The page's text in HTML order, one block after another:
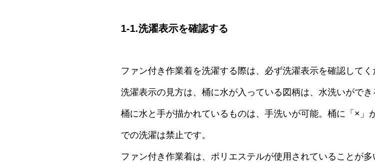
1-1.洗濯表示を確認する
ファン付き作業着を洗濯する際は、必ず洗濯表示を確認してく
洗濯表示の見方は、桶に水が入っている図柄は、水洗いがで
桶に水と手が描かれているものは、手洗いが可能。桶に「×」
での洗濯は禁止です。
ファン付き作業着は、ポリエステルが使用されていることが